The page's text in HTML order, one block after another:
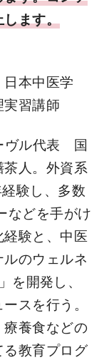
ます。
日本中医学
習講師
ヴル代表 国
人。外資系
験し、多数
などを手がけ
験と、中医
のウェルネ
開発し、
スを行う。
養食などの
教育プログ